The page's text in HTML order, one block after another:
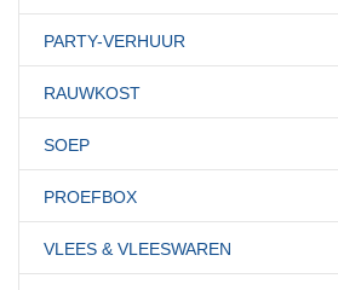
PARTY-VERHUUR
RAUWKOST
SOEP
PROEFBOX
VLEES & VLEESWAREN